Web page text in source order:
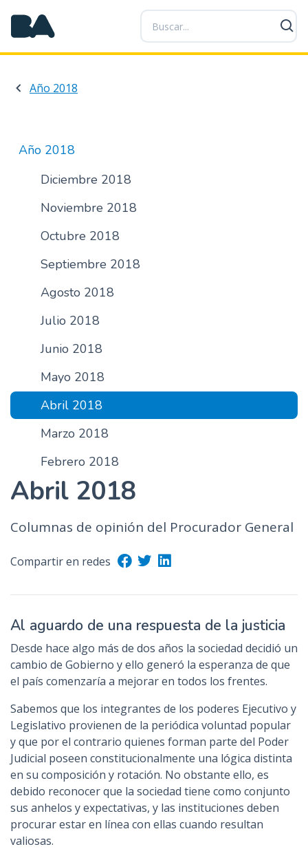
P
a
s
a
a
Año 2018
Año 2018
Diciembre 2018
Noviembre 2018
Octubre 2018
Septiembre 2018
Agosto 2018
Julio 2018
Junio 2018
Mayo 2018
Abril 2018
Marzo 2018
Febrero 2018
Abril 2018
Columnas de opinión del Procurador General
Compartir en redes
Al aguardo de una respuesta de la justicia
Desde hace algo más de dos años la sociedad decidió un
cambio de Gobierno y ello generó la esperanza de que
el país comenzaría a mejorar en todos los frentes.
Sabemos que los integrantes de los poderes Ejecutivo y
Legislativo provienen de la periódica voluntad popular
y que por el contrario quienes forman parte del Poder
Judicial poseen constitucionalmente una lógica distinta
en su composición y rotación. No obstante ello, es
debido reconocer que la sociedad tiene como conjunto
sus anhelos y expectativas, y las instituciones deben
procurar estar en línea con ellas cuando resultan
valiosas.